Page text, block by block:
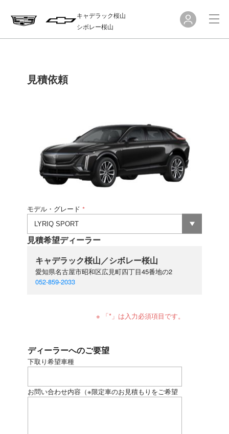
キャデラック桜山
シボレー桜山
見積依頼
モデル・グレード *
見積希望ディーラー
キャデラック桜山／シボレー桜山
愛知県名古屋市昭和区広見町四丁目45番地の2
052-859-2033
※ 「*」は入力必須項目です。
ディーラーへのご要望
下取り希望車種
お問い合わせ内容 （※限定車のお見積もりをご希望